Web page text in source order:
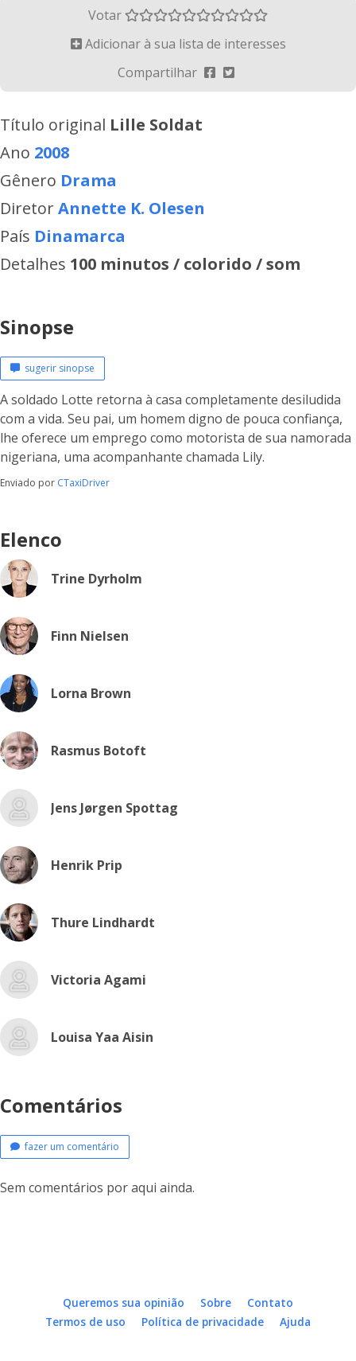
Votar
Adicionar à sua lista de interesses
Compartilhar
Título original Lille Soldat
Ano 2008
Gênero Drama
DiretorAnnette K. Olesen
País Dinamarca
Detalhes 100 minutos / colorido / som
Sinopse
sugerir sinopse
A soldado Lotte retorna à casa completamente desiludida
com a vida. Seu pai, um homem digno de pouca confiança,
lhe oferece um emprego como motorista de sua namorada
nigeriana, uma acompanhante chamada Lily.
Enviado por CTaxiDriver
Elenco
Trine Dyrholm
Finn Nielsen
Lorna Brown
Rasmus Botoft
Jens Jørgen Spottag
Henrik Prip
Thure Lindhardt
Victoria Agami
Louisa Yaa Aisin
Comentários
fazer um comentário
Sem comentários por aqui ainda.
Queremos sua opinião Sobre
Contato
Termos de uso
Política de privacidade Ajuda